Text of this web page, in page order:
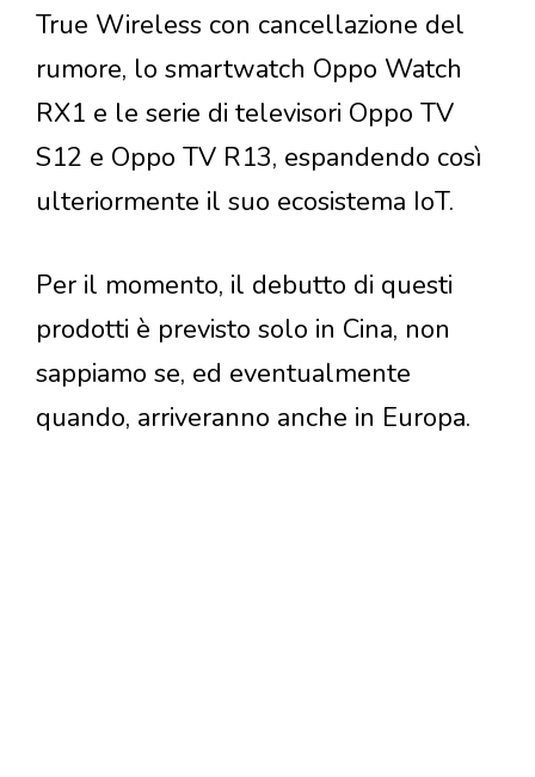
True Wireless con cancellazione del
rumore, lo smartwatch Oppo Watch
RX1 e le serie di televisori Oppo TV
S12 e Oppo TV R13, espandendo così
ulteriormente il suo ecosistema IoT.
Per il momento, il debutto di questi
prodotti è previsto solo in Cina, non
sappiamo se, ed eventualmente
quando, arriveranno anche in Europa.